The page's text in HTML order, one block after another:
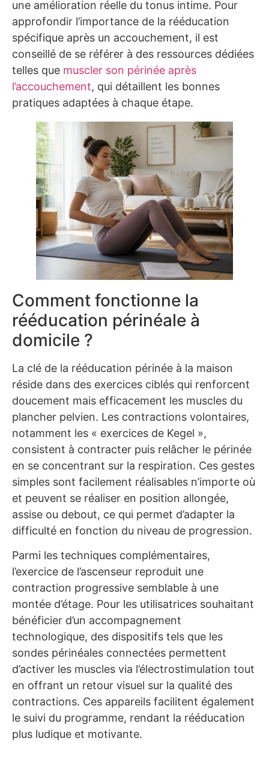
une amélioration réelle du tonus intime. Pour
approfondir l’importance de la rééducation
spécifique après un accouchement, il est
conseillé de se référer à des ressources dédiées
telles que muscler son périnée après
l’accouchement, qui détaillent les bonnes
pratiques adaptées à chaque étape.
Comment fonctionne la
rééducation périnéale à
domicile ?
La clé de la rééducation périnée à la maison
réside dans des exercices ciblés qui renforcent
doucement mais efficacement les muscles du
plancher pelvien. Les contractions volontaires,
notamment les « exercices de Kegel »,
consistent à contracter puis relâcher le périnée
en se concentrant sur la respiration. Ces gestes
simples sont facilement réalisables n’importe où
et peuvent se réaliser en position allongée,
assise ou debout, ce qui permet d’adapter la
difficulté en fonction du niveau de progression.
Parmi les techniques complémentaires,
l’exercice de l’ascenseur reproduit une
contraction progressive semblable à une
montée d’étage. Pour les utilisatrices souhaitant
bénéficier d’un accompagnement
technologique, des dispositifs tels que les
sondes périnéales connectées permettent
d’activer les muscles via l’électrostimulation tout
en offrant un retour visuel sur la qualité des
contractions. Ces appareils facilitent également
le suivi du programme, rendant la rééducation
plus ludique et motivante.